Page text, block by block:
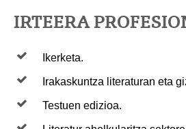
IRTEERA
Ikerketa.
Irakaskuntza literaturan eta
Testuen edizioa.